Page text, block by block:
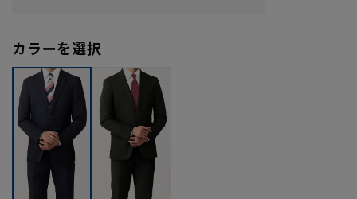
カラーを選択